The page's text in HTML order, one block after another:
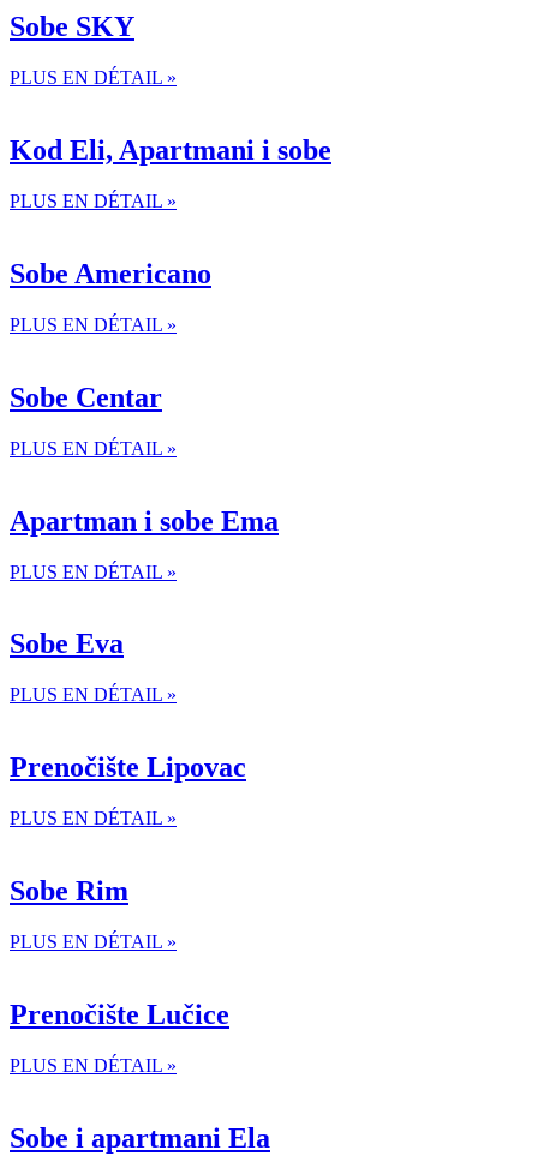
Sobe SKY
PLUS EN DÉTAIL »
Kod Eli, Apartmani i sobe
PLUS EN DÉTAIL »
Sobe Americano
PLUS EN DÉTAIL »
Sobe Centar
PLUS EN DÉTAIL »
Apartman i sobe Ema
PLUS EN DÉTAIL »
Sobe Eva
PLUS EN DÉTAIL »
Prenočište Lipovac
PLUS EN DÉTAIL »
Sobe Rim
PLUS EN DÉTAIL »
Prenočište Lučice
PLUS EN DÉTAIL »
Sobe i apartmani Ela